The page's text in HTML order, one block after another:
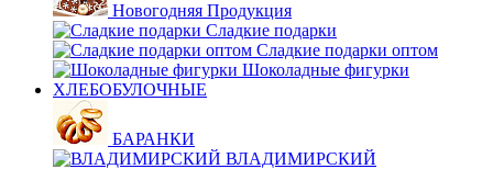
Новогодняя Продукция
Сладкие подарки
Сладкие подарки оптом
Шоколадные фигурки
ХЛЕБОБУЛОЧНЫЕ
БАРАНКИ
ВЛАДИМИРСКИЙ